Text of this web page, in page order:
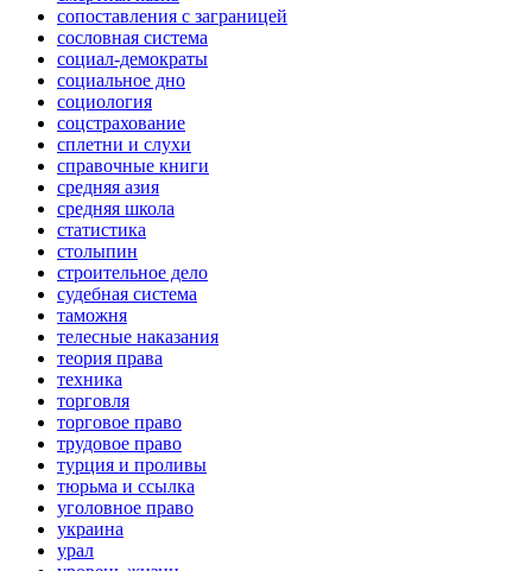
сопоставления с заграницей
сословная система
социал-демократы
социальное дно
социология
соцстрахование
сплетни и слухи
справочные книги
средняя азия
средняя школа
статистика
столыпин
строительное дело
судебная система
таможня
телесные наказания
теория права
техника
торговля
торговое право
трудовое право
турция и проливы
тюрьма и ссылка
уголовное право
украина
урал